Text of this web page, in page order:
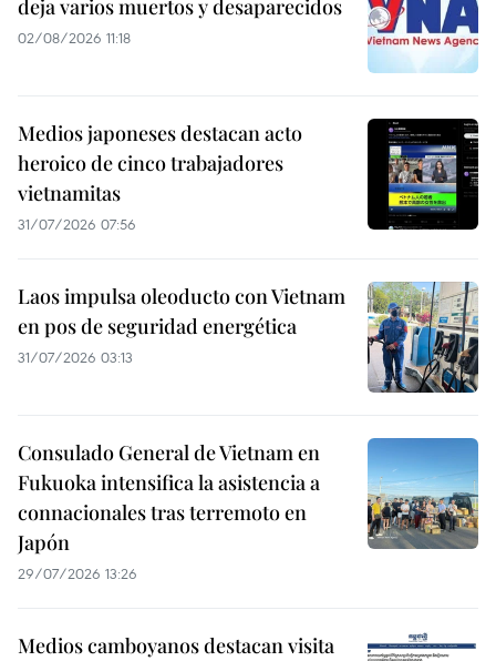
deja varios muertos y desaparecidos
02/08/2026 11:18
Medios japoneses destacan acto
heroico de cinco trabajadores
vietnamitas
31/07/2026 07:56
Laos impulsa oleoducto con Vietnam
en pos de seguridad energética
31/07/2026 03:13
Consulado General de Vietnam en
Fukuoka intensifica la asistencia a
connacionales tras terremoto en
Japón
29/07/2026 13:26
Medios camboyanos destacan visita